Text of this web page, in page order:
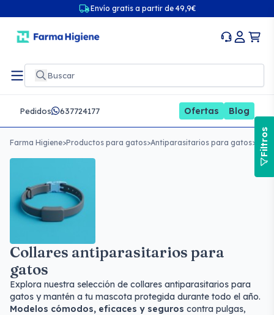
Envío gratis a partir de 49,9€
Pedidos 637724177 Ofertas Blog
Farma Higiene>Productos para gatos>Antiparasitarios para gatos>
Collares antiparasitarios para
gatos
Explora nuestra selección de collares antiparasitarios para
gatos y mantén a tu mascota protegida durante todo el año.
Modelos cómodos, eficaces y seguros contra pulgas,
Filtros